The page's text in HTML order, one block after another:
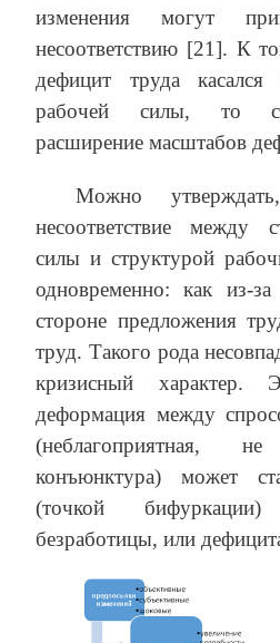
изменения могут
несоответствию [21]. К
дефицит труда касался
рабочей силы, то
расширение масштабов
Можно
несоответствие между
силы и структурой
одновременно: как из-
стороне предложения
труд. Такого рода
кризисный характер.
деформация между
(неблагоприятная, не
конъюнктура) может
(точкой
безработицы, или